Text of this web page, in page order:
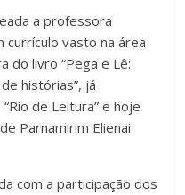
a professora
currículo vasto na área
do livro “Pega e Lê:
histórias”, já
de Leitura” e hoje
Parnamirim Elienai
com a participação dos